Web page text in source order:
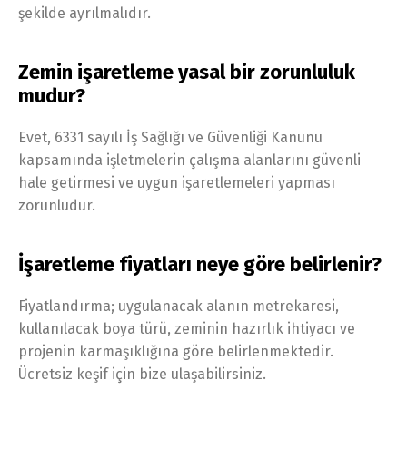
şekilde ayrılmalıdır.
Zemin işaretleme yasal bir zorunluluk
mudur?
Evet, 6331 sayılı İş Sağlığı ve Güvenliği Kanunu
kapsamında işletmelerin çalışma alanlarını güvenli
hale getirmesi ve uygun işaretlemeleri yapması
zorunludur.
İşaretleme fiyatları neye göre belirlenir?
Fiyatlandırma; uygulanacak alanın metrekaresi,
kullanılacak boya türü, zeminin hazırlık ihtiyacı ve
projenin karmaşıklığına göre belirlenmektedir.
Ücretsiz keşif için bize ulaşabilirsiniz.